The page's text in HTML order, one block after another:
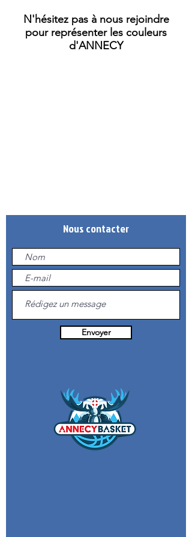
N'hésitez pas à nous rejoindre
pour représenter les couleurs
d'ANNECY
Nous contacter
Envoyer